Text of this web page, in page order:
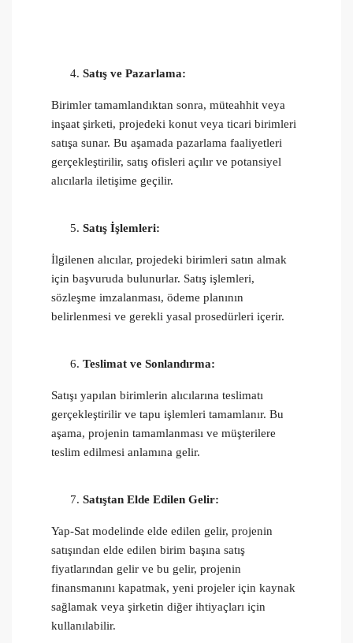
Satış ve Pazarlama:
Birimler tamamlandıktan sonra, müteahhit veya
inşaat şirketi, projedeki konut veya ticari birimleri
satışa sunar. Bu aşamada pazarlama faaliyetleri
gerçekleştirilir, satış ofisleri açılır ve potansiyel
alıcılarla iletişime geçilir.
Satış İşlemleri:
İlgilenen alıcılar, projedeki birimleri satın almak
için başvuruda bulunurlar. Satış işlemleri,
sözleşme imzalanması, ödeme planının
belirlenmesi ve gerekli yasal prosedürleri içerir.
Teslimat ve Sonlandırma:
Satışı yapılan birimlerin alıcılarına teslimatı
gerçekleştirilir ve tapu işlemleri tamamlanır. Bu
aşama, projenin tamamlanması ve müşterilere
teslim edilmesi anlamına gelir.
Satıştan Elde Edilen Gelir:
Yap-Sat modelinde elde edilen gelir, projenin
satışından elde edilen birim başına satış
fiyatlarından gelir ve bu gelir, projenin
finansmanını kapatmak, yeni projeler için kaynak
sağlamak veya şirketin diğer ihtiyaçları için
kullanılabilir.